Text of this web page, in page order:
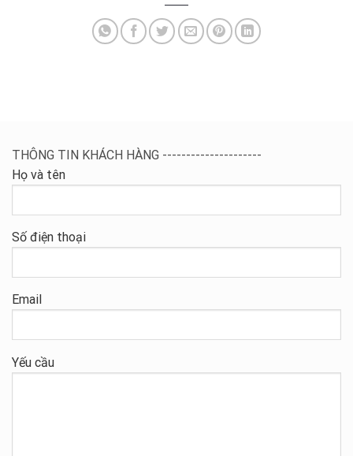
THÔNG TIN KHÁCH HÀNG ---------------------
Họ và tên
Số điện thoại
Email
Yếu cầu